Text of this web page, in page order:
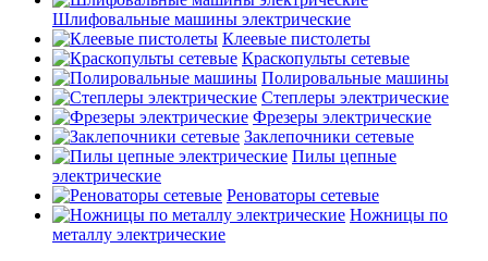
Шлифовальные машины электрические
Клеевые пистолеты
Краскопульты сетевые
Полировальные машины
Степлеры электрические
Фрезеры электрические
Заклепочники сетевые
Пилы цепные
электрические
Реноваторы сетевые
Ножницы по
металлу электрические